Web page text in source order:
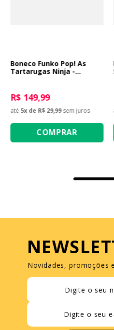
Boneco Funko Pop! As
Tartarugas Ninja -
R$ 149,99
até 5x de R$ 29,99 sem juros
COMPRAR
Novidades, promoções